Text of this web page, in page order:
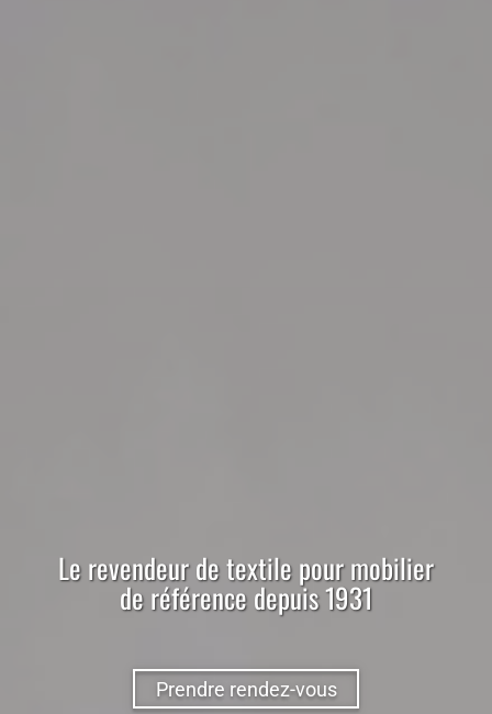
Lerevendeurdetextilepourmobilier
de référence depuis 1931
Prendre rendez-vous